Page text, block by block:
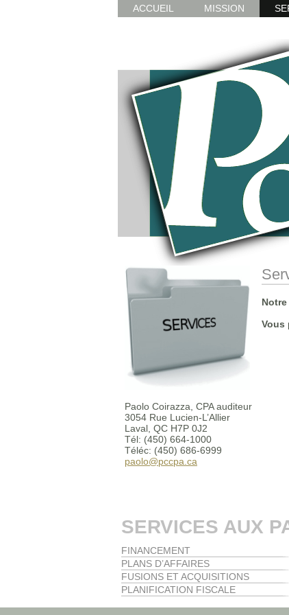
ACCUEIL MISSION
Paolo Coirazza, CPA auditeur
3054 Rue Lucien-L’Allier
Laval, QC H7P 0J2
Tél: (450) 664-1000
Téléc: (450) 686-6999
paolo@pccpa.ca
Vous
SERVICES AUX
FINANCEMENT
PLANS D’AFFAIRES
FUSIONS ET ACQUISITIONS
PLANIFICATION FISCALE